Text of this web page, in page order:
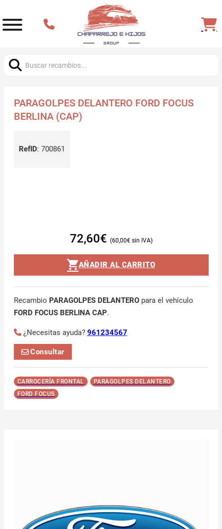
PARAGOLPES DELANTERO FORD FOCUS
BERLINA (CAP)
RefID: 700861
72,60€ 60,00€
AÑADIR AL CARRITO
Recambio PARAGOLPES DELANTEROpara el vehículo
FORD FOCUS BERLINA CAP.
¿Necesitas ayuda? 961234567
Consultar
CARROCERÍA FRONTAL
PARAGOLPES DELANTERO
FORD FOCUS